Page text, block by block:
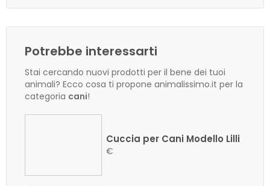
Potrebbe interessarti
Stai cercando nuovi prodotti per il bene dei tuoi
animali? Ecco cosa ti propone animalissimo.it per la
categoria cani!
Cuccia per Cani Modello Lilli
€